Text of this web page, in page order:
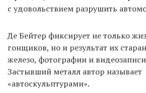
с удовольствием разрушить
Де Бейтер фиксирует не только
гонщиков, но и результат их
железо, фотографии и видеозаписи
Застывший металл автор называет
«автоскульптурами».